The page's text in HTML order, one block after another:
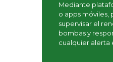
Mediante
o apps móviles,
supervisar el
bombas y
cualquier alerta